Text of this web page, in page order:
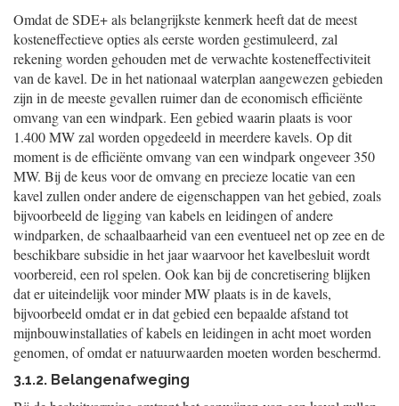
Omdat de SDE+ als belangrijkste kenmerk heeft dat de meest
kosteneffectieve opties als eerste worden gestimuleerd, zal
rekening worden gehouden met de verwachte kosteneffectiviteit
van de kavel. De in het nationaal waterplan aangewezen gebieden
zijn in de meeste gevallen ruimer dan de economisch efficiënte
omvang van een windpark. Een gebied waarin plaats is voor
1.400 MW zal worden opgedeeld in meerdere kavels. Op dit
moment is de efficiënte omvang van een windpark ongeveer 350
MW. Bij de keus voor de omvang en precieze locatie van een
kavel zullen onder andere de eigenschappen van het gebied, zoals
bijvoorbeeld de ligging van kabels en leidingen of andere
windparken, de schaalbaarheid van een eventueel net op zee en de
beschikbare subsidie in het jaar waarvoor het kavelbesluit wordt
voorbereid, een rol spelen. Ook kan bij de concretisering blijken
dat er uiteindelijk voor minder MW plaats is in de kavels,
bijvoorbeeld omdat er in dat gebied een bepaalde afstand tot
mijnbouwinstallaties of kabels en leidingen in acht moet worden
genomen, of omdat er natuurwaarden moeten worden beschermd.
3.1.2. Belangenafweging